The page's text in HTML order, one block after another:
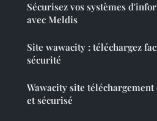
Sécurisez vos systèmes
avec Meldis
Site wawacity : téléchargez
sécurité
Wawacity site téléchargement
et sécurisé